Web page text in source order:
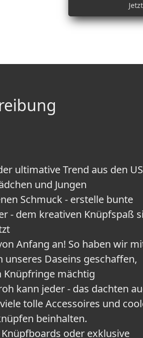
ultimative Trend aus den
und Jungen
Schmuck - erstelle bunte
- dem kreativen Knüpfspaß
Anfang an! So haben wir
unseres Daseins geschaffen,
Knüpfringe mächtig
kann jeder - das dachten
tolle Accessoires und
beinhalten.
oder exklusive